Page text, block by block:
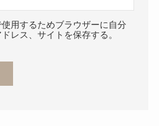
用するためブラウザーに自分
レス、サイトを保存する。